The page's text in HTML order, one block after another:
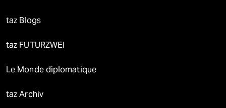
taz Blogs
taz FUTURZWEI
Le Monde diplomatique
taz Archiv